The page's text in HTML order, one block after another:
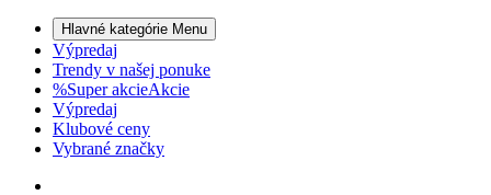
Hlavné kategórie Menu
Výpredaj
Trendy v našej ponuke
%Super akcieAkcie
Výpredaj
Klubové ceny
Vybrané značky